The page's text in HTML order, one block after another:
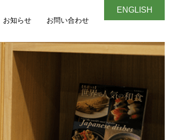
お知らせ お問い合わせ
ENGLISH